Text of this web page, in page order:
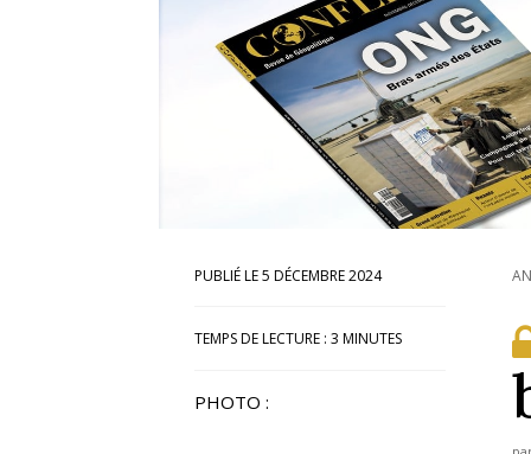
5 DÉCEMBRE 2024
TEMPS DE LECTURE : 3 MINUTES
PHOTO :